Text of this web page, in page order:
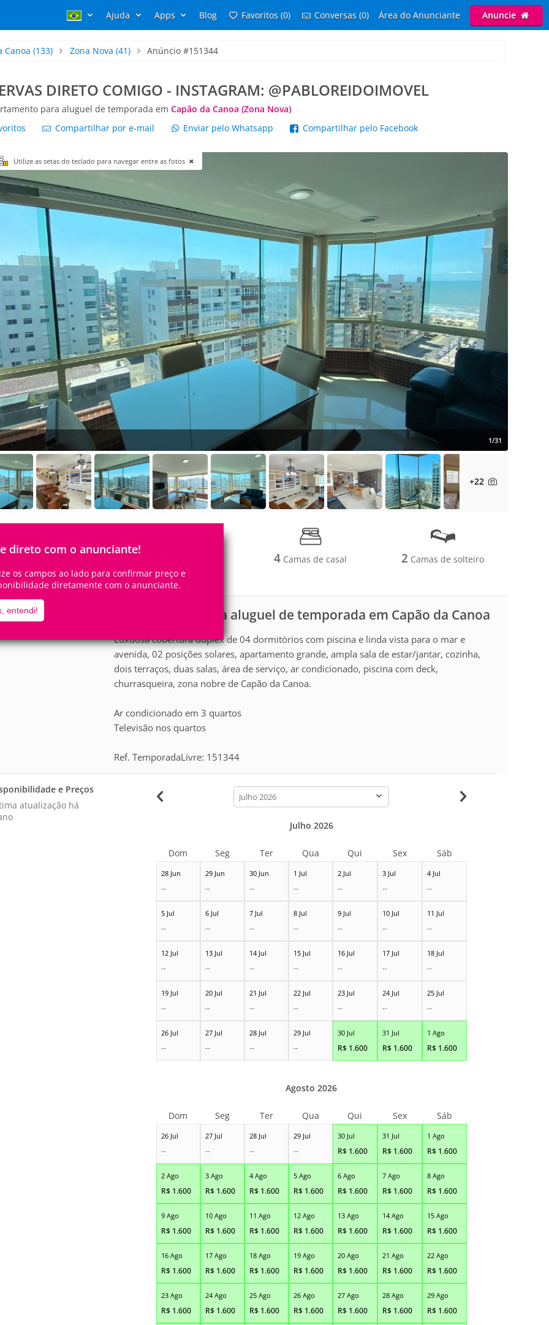
Ajuda Apps Blog Favoritos (0) Conversas (0) Área do Anunciante Anuncie
Canoa (133) Zona Nova (41) Anúncio #151344
DIRETO COMIGO - INSTAGRAM: @PABLOREIDOIMOVEL
para aluguel de temporada em Capão da Canoa (Zona Nova)
Compartilhar por e-mail Enviar pelo Whatsapp Compartilhar pelo Facebook
direto com o anunciante!
os campos ao lado para confirmar preço e
diretamente com o anunciante.
entendi!
Utilize as setas do teclado para navegar entre as fotos
1/31
+22
10
1Suíte
4 Camas de casal 2 Camas de solteiro
Apartamento para aluguel de temporada em Capão da Canoa
Luxuosa cobertura duplex de 04 dormitórios com piscina e linda vista para o mar e
avenida, 02 posições solares, apartamento grande, ampla sala de estar/jantar, cozinha,
dois terraços, duas salas, área de serviço, ar condicionado, piscina com deck,
churrasqueira, zona nobre de Capão da Canoa.
Ar condicionado em 3 quartos
Televisão nos quartos
Ref. TemporadaLivre: 151344
e Preços
atualização há
calendar-
month
28 Jun
--
29 Jun
--
30 Jun
--
1 Jul
--
2 Jul
--
3 Jul
--
4 Jul
--
5 Jul
--
6 Jul
--
7 Jul
--
8 Jul
--
9 Jul
--
10 Jul
--
11 Jul
--
12 Jul
--
13 Jul
--
14 Jul
--
15 Jul
--
16 Jul
--
17 Jul
--
18 Jul
--
19 Jul
--
20 Jul
--
21 Jul
--
22 Jul
--
23 Jul
--
24 Jul
--
25 Jul
--
26 Jul
--
27 Jul
--
28 Jul
--
29 Jul
--
30 Jul
R$ 1.600
31 Jul
R$ 1.600
1 Ago
R$ 1.600
Julho 2026
Dom Seg Ter Qua Qui Sex Sáb
26 Jul
--
27 Jul
--
28 Jul
--
29 Jul
--
30 Jul
R$ 1.600
31 Jul
R$ 1.600
1 Ago
R$ 1.600
2 Ago
R$ 1.600
3 Ago
R$ 1.600
4 Ago
R$ 1.600
5 Ago
R$ 1.600
6 Ago
R$ 1.600
7 Ago
R$ 1.600
8 Ago
R$ 1.600
9 Ago
R$ 1.600
10 Ago
R$ 1.600
11 Ago
R$ 1.600
12 Ago
R$ 1.600
13 Ago
R$ 1.600
14 Ago
R$ 1.600
15 Ago
R$ 1.600
16 Ago
R$ 1.600
17 Ago
R$ 1.600
18 Ago
R$ 1.600
19 Ago
R$ 1.600
20 Ago
R$ 1.600
21 Ago
R$ 1.600
22 Ago
R$ 1.600
23 Ago
R$ 1.600
24 Ago
R$ 1.600
25 Ago
R$ 1.600
26 Ago
R$ 1.600
27 Ago
R$ 1.600
28 Ago
R$ 1.600
29 Ago
R$ 1.600
Agosto 2026
Dom Seg Ter Qua Qui Sex Sáb